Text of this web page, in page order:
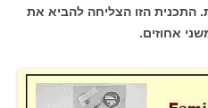
התכנית הזו הצליחה להביא את
אחוזים.